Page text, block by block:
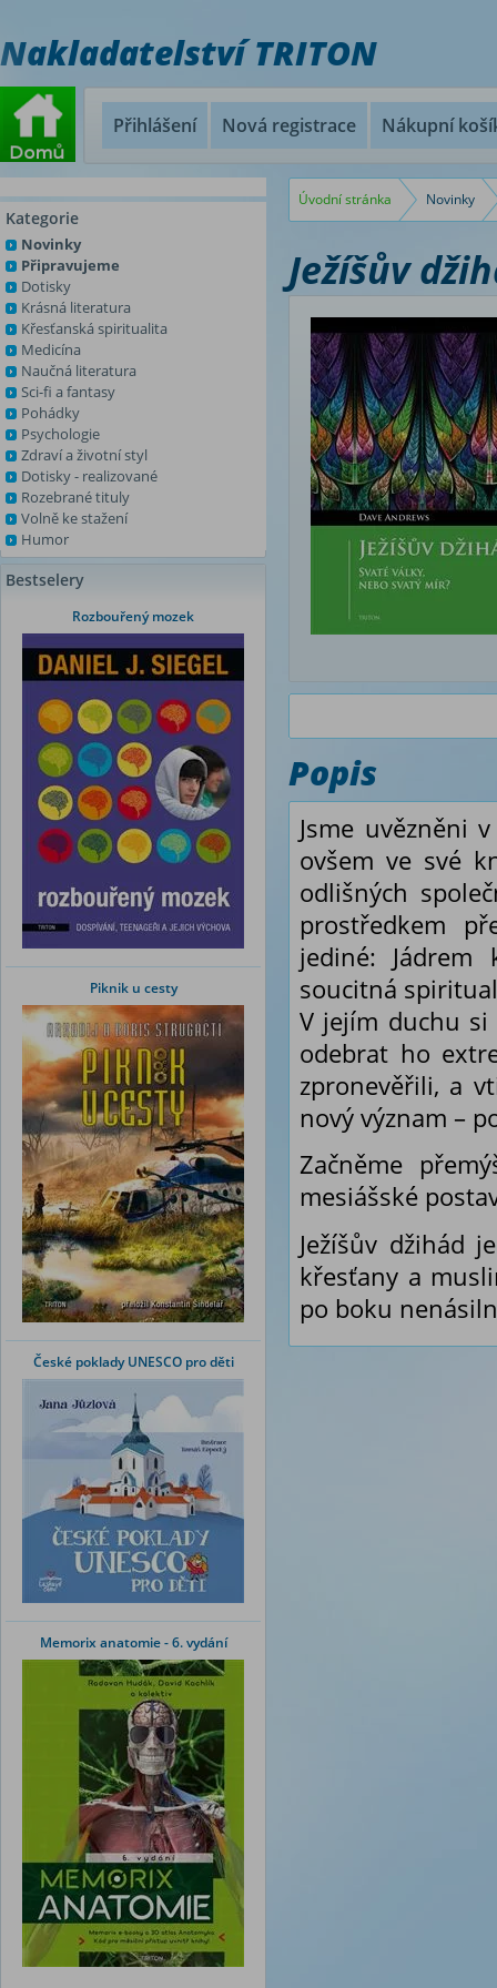
Nakladatelství TRITON
Přihlášení Nová registrace Nákupní
Kategorie
Novinky
Připravujeme
Dotisky
Krásná literatura
Křesťanská spiritualita
Medicína
Naučná literatura
Sci-fi a fantasy
Pohádky
Psychologie
Zdraví a životní styl
Dotisky - realizované
Rozebrané tituly
Volně ke stažení
Humor
Bestselery
Rozbouřený mozek
Piknik u cesty
České poklady UNESCO pro děti
Memorix anatomie - 6. vydání
Úvodní stránka Novinky
Ježíšův
Popis
Jsme uvězněni
ovšem ve své
odlišných
prostředkem
jediné: Jádrem
soucitná
V jejím duchu si
odebrat ho
zpronevěřili, a
nový význam –
Začněme
mesiášské
Ježíšův džihád
křesťany a
po boku